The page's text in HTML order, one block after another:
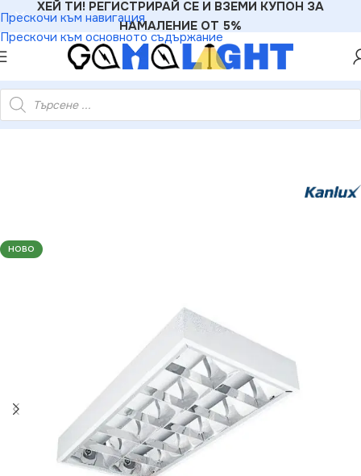
Прескочи към навигация
Прескочи към основното съдържание
ХЕЙ ТИ! РЕГИСТРИРАЙ СЕ И ВЗЕМИ КУПОН ЗА
НАМАЛЕНИЕ ОТ 5%
осветително тяло за външен монтаж NOTUS G13 220V IP20
НОВО